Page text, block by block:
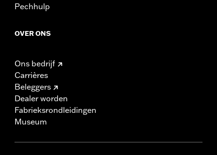
Pechhulp
OVER ONS
Ons bedrijf
Carrières
Beleggers
Dealer worden
Fabrieksrondleidingen
Museum